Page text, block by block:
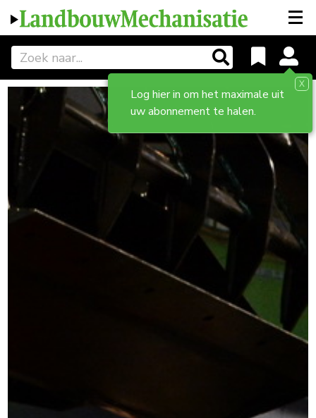
Log hier in om het maximale uit
uw abonnement te halen.
X